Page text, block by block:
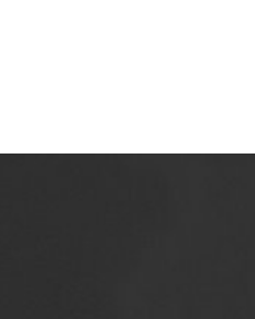
Samorządu
1966, nr 51